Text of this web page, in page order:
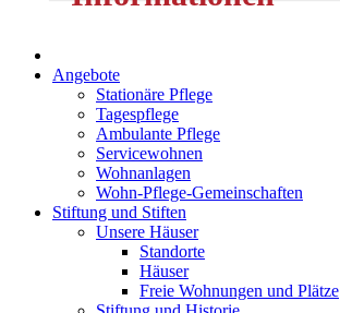
Angebote
Stationäre Pflege
Tagespflege
Ambulante Pflege
Servicewohnen
Wohnanlagen
Wohn-Pflege-Gemeinschaften
Stiftung und Stiften
Unsere Häuser
Standorte
Häuser
Freie Wohnungen und Plätze